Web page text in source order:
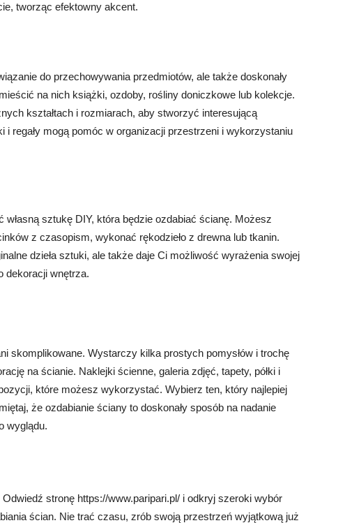
tworząc efektowny akcent.
do przechowywania przedmiotów, ale także doskonały
na nich książki, ozdoby, rośliny doniczkowe lub kolekcje.
kształtach i rozmiarach, aby stworzyć interesującą
i regały mogą pomóc w organizacji przestrzeni i wykorzystaniu
sztukę DIY, która będzie ozdabiać ścianę. Możesz
z czasopism, wykonać rękodzieło z drewna lub tkanin.
dzieła sztuki, ale także daje Ci możliwość wyrażenia swojej
dekoracji wnętrza.
skomplikowane. Wystarczy kilka prostych pomysłów i trochę
na ścianie. Naklejki ścienne, galeria zdjęć, tapety, półki i
które możesz wykorzystać. Wybierz ten, który najlepiej
że ozdabianie ściany to doskonały sposób na nadanie
wyglądu.
stronę https://www.paripari.pl/ i odkryj szeroki wybór
ścian. Nie trać czasu, zrób swoją przestrzeń wyjątkową już